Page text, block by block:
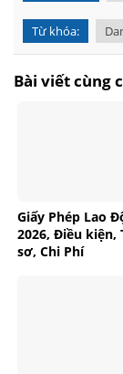
Từ khóa:
Bài viết cùng
Giấy Phép Lao
2026, Điều kiện,
sơ, Chi Phí